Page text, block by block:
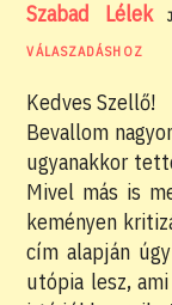
Szabad Lélek
VÁLASZADÁSHOZ
Kedves Szellő!
Bevallom
ugyanakkor
Mivel más is
keményen
cím alapján
utópia lesz,